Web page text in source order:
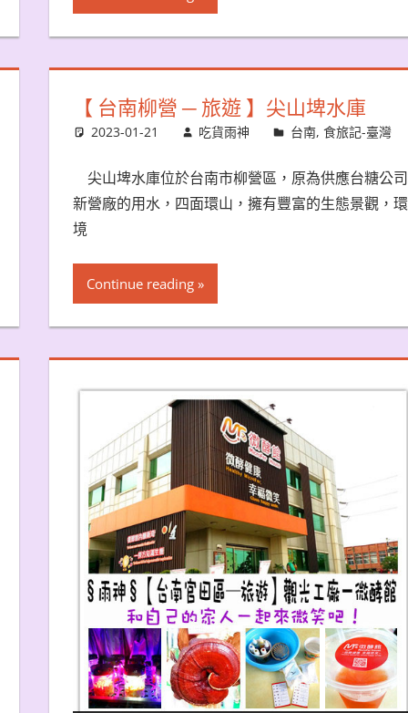
【 台南柳營 ─ 旅遊 】尖山埤水庫
2023-01-21 吃貨雨神 台南, 食旅記-臺灣
尖山埤水庫位於台南市柳營區，原為供應台糖公司
新營廠的用水，四面環山，擁有豐富的生態景觀，環
境
Continue reading